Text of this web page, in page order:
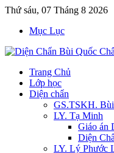
Thứ sáu, 07 Tháng 8 2026
Mục Lục
Trang Chủ
Lớp học
Diện chẩn
GS.TSKH.
LY. Tạ Minh
Giáo án
Diện
LY. Lý Phước